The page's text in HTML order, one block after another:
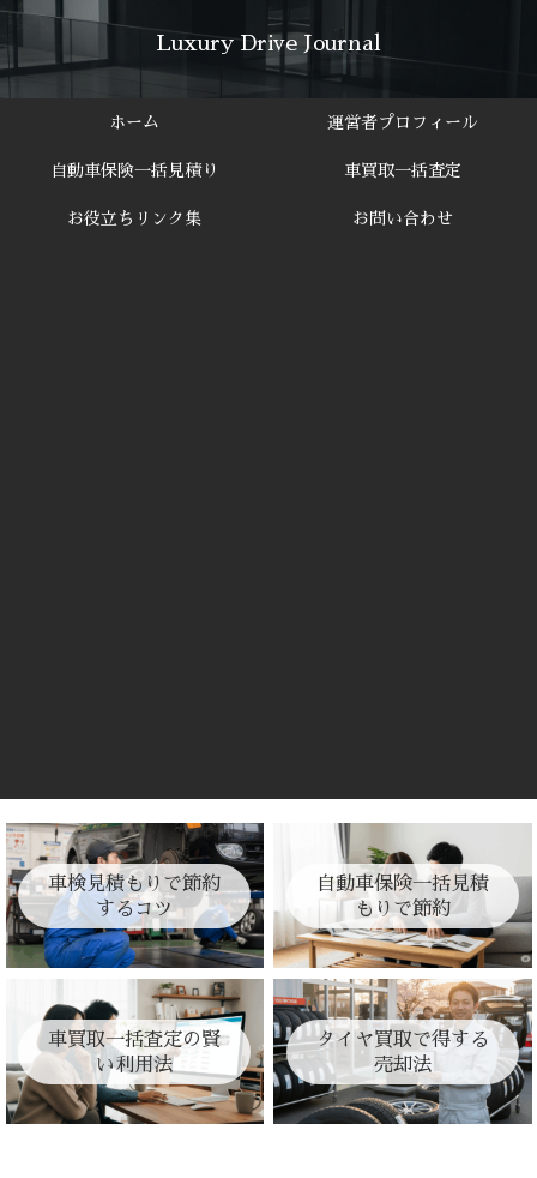
Luxury Drive Journal
ホーム 運営者プロフィール
自動車保険一括見積り 車買取一括査定
お役立ちリンク集 お問い合わせ
車検見積もりで節約
するコツ
自動車保険一括見積
もりで節約
車買取一括査定の賢
い利用法
タイヤ買取で得する
売却法